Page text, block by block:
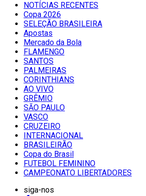
NOTÍCIAS RECENTES
Copa 2026
SELEÇÃO BRASILEIRA
Apostas
Mercado da Bola
FLAMENGO
SANTOS
PALMEIRAS
CORINTHIANS
AO VIVO
GRÊMIO
SĀO PAULO
VASCO
CRUZEIRO
INTERNACIONAL
BRASILEIRÃO
Copa do Brasil
FUTEBOL FEMININO
CAMPEONATO LIBERTADORES
siga-nos